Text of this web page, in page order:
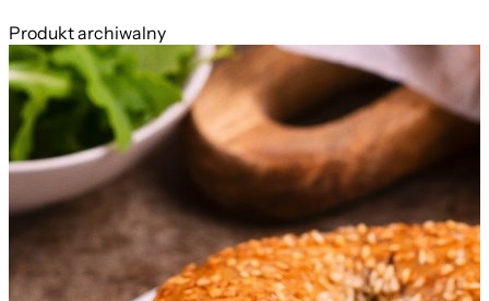
Produkt archiwalny